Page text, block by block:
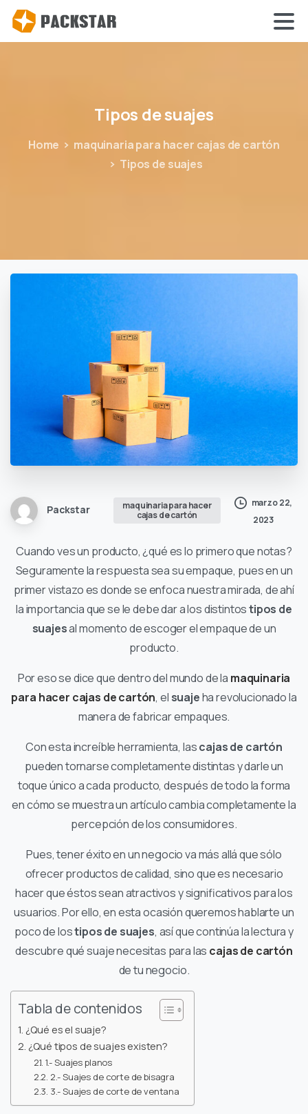
Tipos desuajes
Home
maquinaria para hacer cajas de cartón
Tipos de suajes
Packstar
maquinaria para hacer
cajas de cartón
marzo 22,
2023
Cuando ves un producto, ¿qué es lo primero que notas?
Seguramente la respuesta sea su empaque, pues en un
primer vistazo es donde se enfoca nuestra mirada, de ahí
la importancia que se le debe dar a los distintostipos de
suajesal momento de escoger el empaque de un
producto.
Por eso se dice que dentro del mundo de la maquinaria
para hacer cajas de cartón, el suajeha revolucionado la
manera de fabricar empaques.
Con esta increíble herramienta, lascajas de cartón
pueden tornarse completamente distintas y darle un
toque único a cada producto, después de todo la forma
en cómo se muestra un artículo cambia completamente la
percepción de los consumidores.
Pues, tener éxito en un negocio va más allá que sólo
ofrecer productos de calidad, sino que es necesario
hacer que éstos sean atractivos y significativos para los
usuarios. Por ello, en esta ocasión queremos hablarte un
poco de lostipos de suajes, así que continúa la lectura y
descubre qué suaje necesitas para las cajas de cartón
de tu negocio.
Tabla de contenidos
¿Qué es el suaje?
¿Qué tipos de suajes existen?
1.- Suajes planos
2.- Suajes de corte de bisagra
3.- Suajes de corte de ventana